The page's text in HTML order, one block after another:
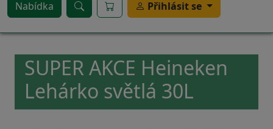
Nabídka Přihlásit se
SUPER AKCE Heineken
Lehárko světlá 30L